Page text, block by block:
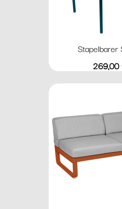
Stapelbarer
Preis